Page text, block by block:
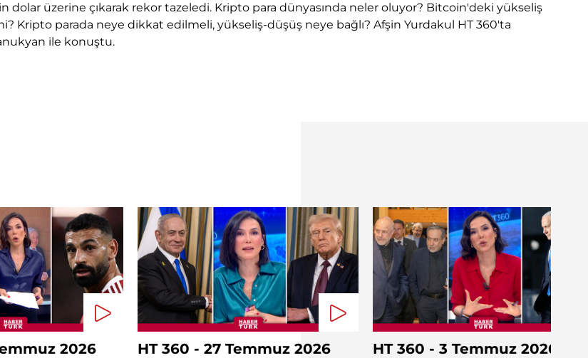
dolar üzerine çıkarak rekor tazeledi. Kripto para dünyasında neler oluyor? Bitcoin'deki yükseliş
Kripto parada neye dikkat edilmeli, yükseliş-düşüş neye bağlı? Afşin Yurdakul HT 360'ta
ile konuştu.
2026
HT 360 - 27 Temmuz 2026
HT 360 - 3 Temmuz 2026